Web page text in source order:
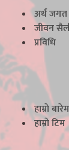
अर्थ जगत
जीवन
प्रविधि
हाम्राे
हाम्राे टिम